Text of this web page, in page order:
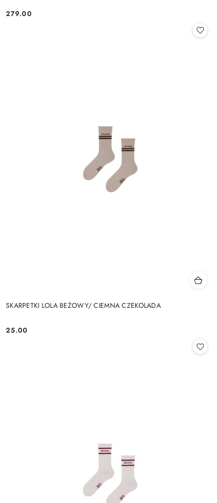
Cena:
279.00
SKARPETKI LOLA BEŻOWY/ CIEMNA CZEKOLADA
Cena:
25.00